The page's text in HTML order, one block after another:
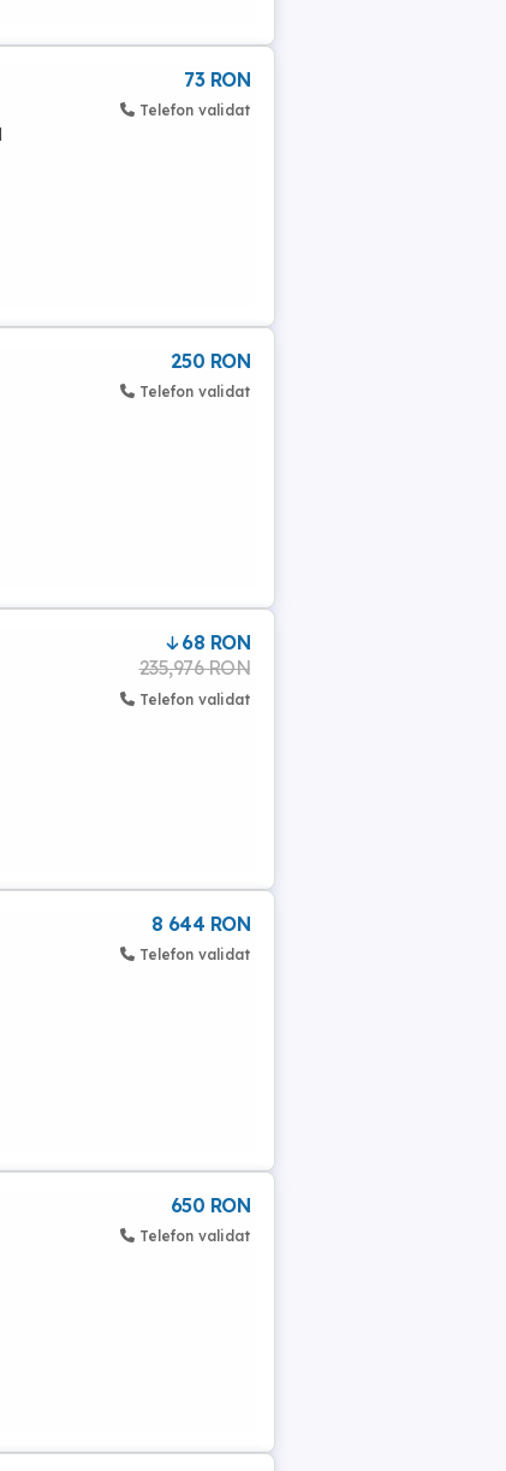
73 RON
Telefon validat
250 RON
Telefon validat
68 RON
235,976 RON
Telefon validat
8 644 RON
Telefon validat
650 RON
Telefon validat